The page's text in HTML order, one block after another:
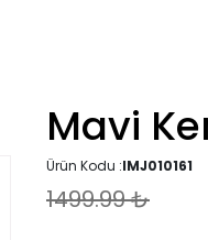
Mavi
Ürün Kodu :IMJ010161
1499.99₺